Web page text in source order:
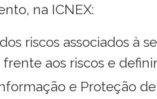
na ICNEX:
riscos associados à
aos riscos e
e Proteção